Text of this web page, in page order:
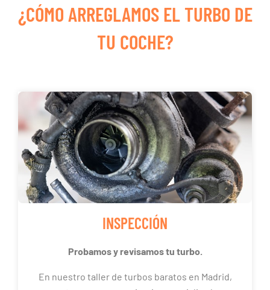
¿CÓMO ARREGLAMOS EL TURBO DE
TU COCHE?
INSPECCIÓN
Probamos y revisamos tu turbo.
En nuestro taller de turbos baratos en Madrid,